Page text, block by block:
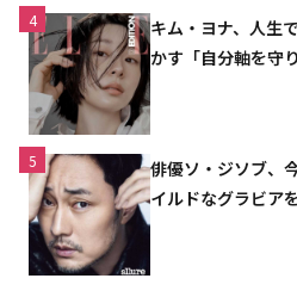
4
キム・ヨナ、人生
かす「自分軸を守
5
俳優ソ・ジソブ、
イルドなグラビア